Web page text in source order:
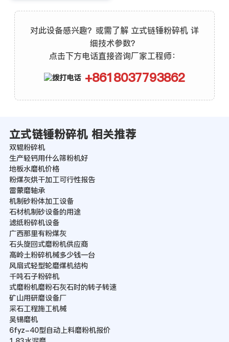
对此设备感兴趣？或需了解 立式链锤粉碎机 详
细技术参数？
点击下方电话直接咨询厂家工程师：
+8618037793862
立式链锤粉碎机 相关推荐
双辊粉碎机
生产轻钙用什么筛粉机好
地板水磨机价格
粉煤灰烘干加工可行性报告
雷蒙磨轴承
机制砂粉体加工设备
石材机制砂设备的用途
滤纸粉碎机设备
广西那里有粉煤灰
石头旋回式磨粉机供应商
高岭土粉碎机械多少钱一台
风扇式轻型轮磨煤机结构
千吨石子粉碎机
式磨粉机磨粉石灰石时的转子转速
矿山用研磨设备厂
采石工程施工机械
吴锡磨机
6fyz-40型自动上料磨粉机报价